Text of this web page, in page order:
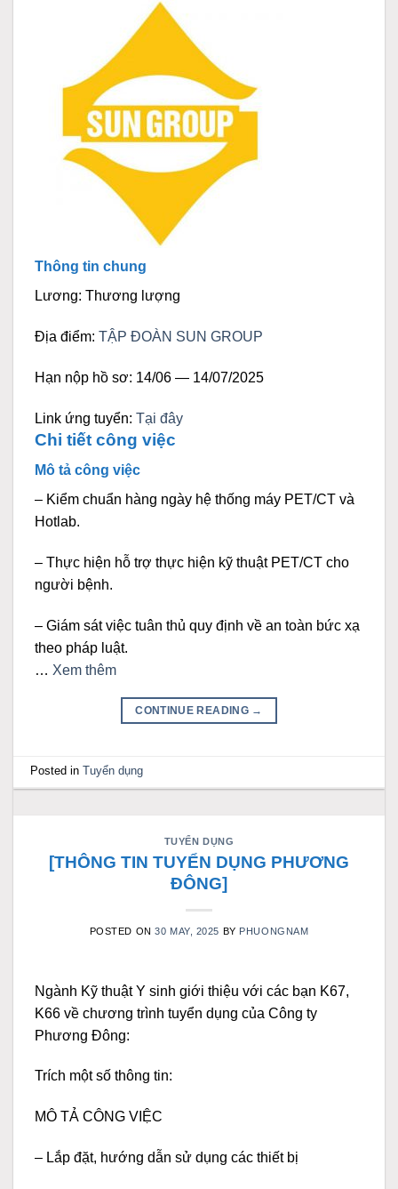
Thông tin chung
Lương: Thương lượng
Địa điểm: TẬP ĐOÀN SUN GROUP
Hạn nộp hồ sơ: 14/06 — 14/07/2025
Link ứng tuyển: Tại đây
Chi tiết công việc
Mô tả công việc
– Kiểm chuẩn hàng ngày hệ thống máy PET/CT và
Hotlab.
– Thực hiện hỗ trợ thực hiện kỹ thuật PET/CT cho
người bệnh.
– Giám sát việc tuân thủ quy định về an toàn bức xạ
theo pháp luật.
… Xem thêm
CONTINUE READING →
Posted inTuyển dụng
TUYỂN DỤNG
[THÔNG TIN TUYỂN DỤNG PHƯƠNG
ĐÔNG]
POSTED ON30 MAY, 2025 BY PHUONGNAM
Ngành Kỹ thuật Y sinh giới thiệu với các bạn K67,
K66 về chương trình tuyển dụng của Công ty
Phương Đông:
Trích một số thông tin:
MÔ TẢ CÔNG VIỆC
– Lắp đặt, hướng dẫn sử dụng các thiết bị